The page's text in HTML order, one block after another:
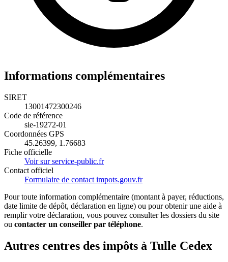
Informations complémentaires
SIRET
13001472300246
Code de référence
sie-19272-01
Coordonnées GPS
45.26399, 1.76683
Fiche officielle
Voir sur service-public.fr
Contact officiel
Formulaire de contact impots.gouv.fr
Pour toute information complémentaire (montant à payer, réductions,
date limite de dépôt, déclaration en ligne) ou pour obtenir une aide à
remplir votre déclaration, vous pouvez consulter les dossiers du site
ou contacter un conseiller par téléphone.
Autres centres des impôts à Tulle Cedex